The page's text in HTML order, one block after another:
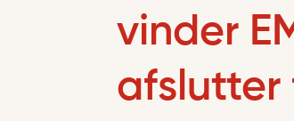
vinder
afslutter